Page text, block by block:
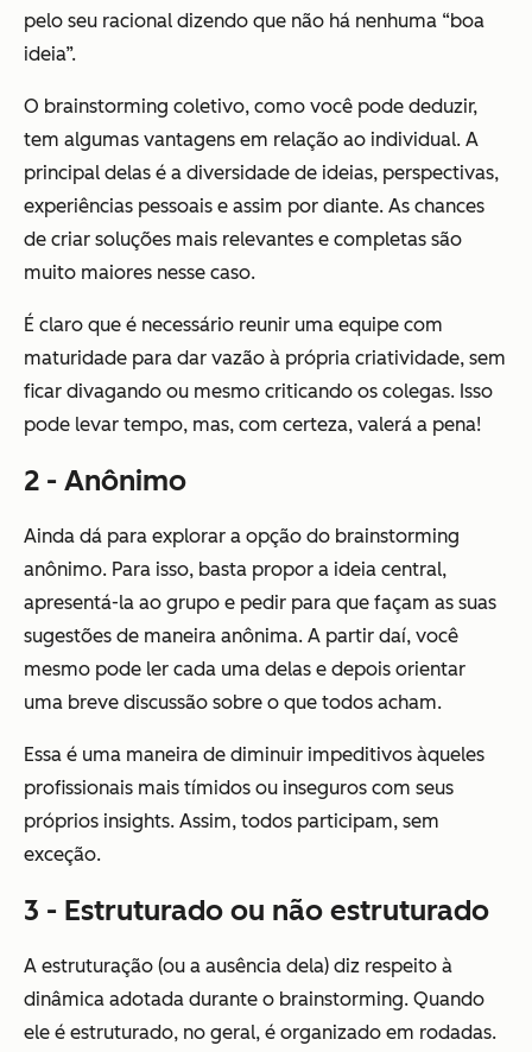
pelo seu racional dizendo que não há nenhuma “boa
ideia”.
O brainstorming coletivo, como você pode deduzir,
tem algumas vantagens em relação ao individual. A
principal delas é a diversidade de ideias, perspectivas,
experiências pessoais e assim por diante. As chances
de criar soluções mais relevantes e completas são
muito maiores nesse caso.
É claro que é necessário reunir uma equipe com
maturidade para dar vazão à própria criatividade, sem
ficar divagando ou mesmo criticando os colegas. Isso
pode levar tempo, mas, com certeza, valerá a pena!
2 - Anônimo
Ainda dá para explorar a opção do brainstorming
anônimo. Para isso, basta propor a ideia central,
apresentá-la ao grupo e pedir para que façam as suas
sugestões de maneira anônima. A partir daí, você
mesmo pode ler cada uma delas e depois orientar
uma breve discussão sobre o que todos acham.
Essa é uma maneira de diminuir impeditivos àqueles
profissionais mais tímidos ou inseguros com seus
próprios insights. Assim, todos participam, sem
exceção.
3 - Estruturado ou não estruturado
A estruturação (ou a ausência dela) diz respeito à
dinâmica adotada durante o brainstorming. Quando
ele é estruturado, no geral, é organizado em rodadas.